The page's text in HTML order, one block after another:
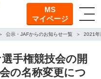
MS
マイページ
公示・JAFからのお知らせ一覧 2021年
手権競技会の開
の名称変更につ